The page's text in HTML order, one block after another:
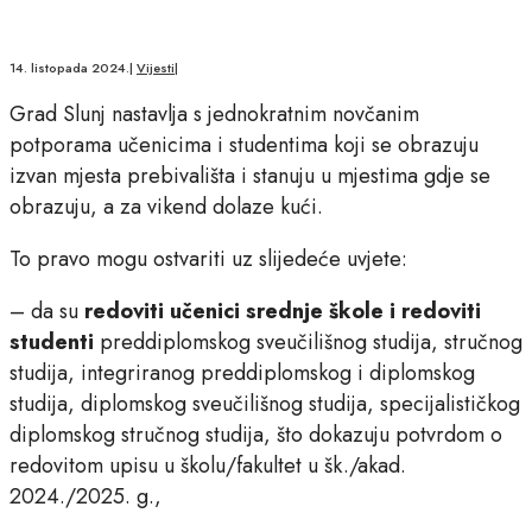
14. listopada 2024.| Vijesti|
Grad Slunj nastavlja s jednokratnim novčanim
potporama učenicima i studentima koji se obrazuju
izvan mjesta prebivališta i stanuju u mjestima gdje se
obrazuju, a za vikend dolaze kući.
To pravo mogu ostvariti uz slijedeće uvjete:
– da su redoviti učenici srednje škole i redoviti
studenti preddiplomskog sveučilišnog studija, stručnog
studija, integriranog preddiplomskog i diplomskog
studija, diplomskog sveučilišnog studija, specijalističkog
diplomskog stručnog studija, što dokazuju potvrdom o
redovitom upisu u školu/fakultet u šk./akad.
2024./2025. g.,